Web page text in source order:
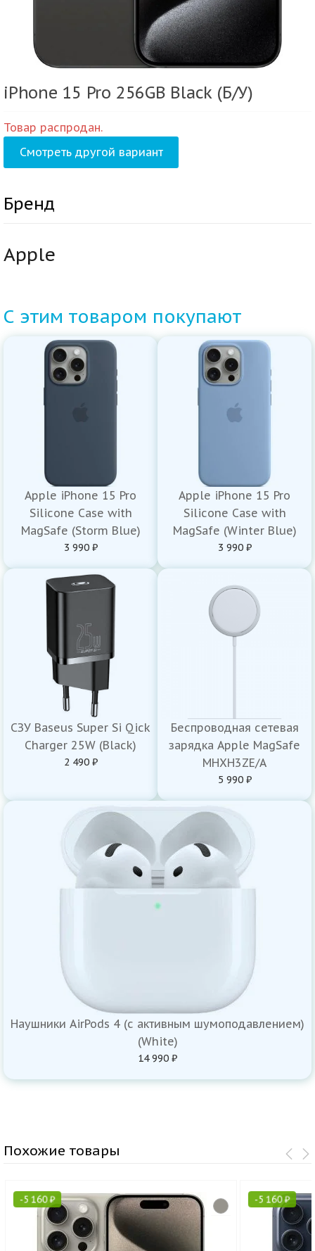
iPhone 15 Pro 256GB Black (Б/У)
Товар распродан.
Смотреть другой вариант
Бренд
Apple
С этим товаром покупают
Apple iPhone 15 Pro
Silicone Case with
MagSafe (Storm Blue)
3 990 ₽
Apple iPhone 15 Pro
Silicone Case with
MagSafe (Winter Blue)
3 990 ₽
СЗУ Baseus Super Si Qick
Charger 25W (Black)
2 490 ₽
Беспроводная сетевая
зарядка Apple MagSafe
MHXH3ZE/A
5 990 ₽
Наушники AirPods 4 (с активным шумоподавлением)
(White)
14 990 ₽
Похожие товары
-5 160₽ -5 160₽